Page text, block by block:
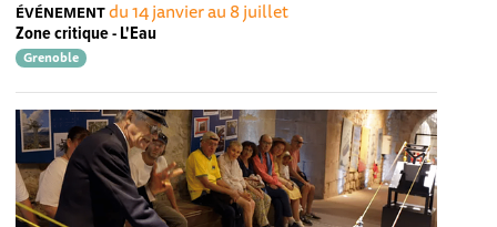
ÉVÉNEMENTdu 14 janvier au 8 juillet
Zone critique - L'Eau
Grenoble